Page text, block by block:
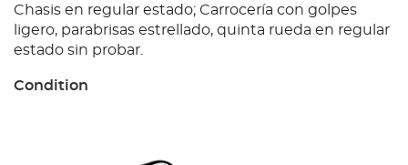
Chasis en regular estado; Carrocería con golpes
ligero, parabrisas estrellado, quinta rueda en regular
estado sin probar.
Condition